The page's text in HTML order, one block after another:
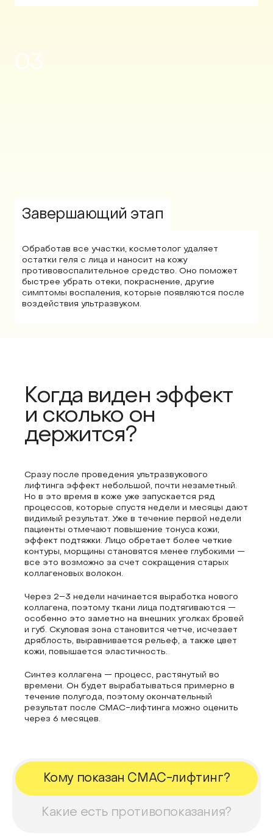
Завершающий этап
Обработав все участки, косметолог удаляет
остатки геля с лица и наносит на кожу
противовоспалительное средство. Оно поможет
быстрее убрать отеки, покраснение, другие
симптомы воспаления, которые появляются после
воздействия ультразвуком.
Когда виден эффект
и сколько он
держится?
Сразу после проведения ультразвукового
лифтинга эффект небольшой, почти незаметный.
Но в это время в коже уже запускается ряд
процессов, которые спустя недели и месяцы дают
видимый результат. Уже в течение первой недели
пациенты отмечают повышение тонуса кожи,
эффект подтяжки. Лицо обретает более четкие
контуры, морщины становятся менее глубокими —
все это возможно за счет сокращения старых
коллагеновых волокон.
Через 2–3 недели начинается выработка нового
коллагена, поэтому ткани лица подтягиваются —
особенно это заметно на внешних уголках бровей
и губ. Скуловая зона становится четче, исчезает
дряблость, выравнивается рельеф, а также цвет
кожи, повышается эластичность.
Синтез коллагена — процесс, растянутый во
времени. Он будет вырабатываться примерно в
течение полугода, поэтому окончательный
результат после СМАС-лифтинга можно оценить
через 6 месяцев.
Кому показан СМАС-лифтинг?
Какие есть противопоказания?